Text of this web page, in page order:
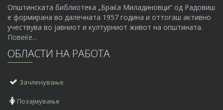
Општинската библиотека „Браќа Миладиновци“ од Радовиш
е формирана во далечната 1957 година и оттогаш активно
учествува во јавниот и културниот живот на општината.
Повеќе...
ОБЛАСТИ НА РАБОТА
Зачленување
Позајмување